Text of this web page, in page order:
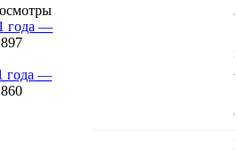
года —
года —